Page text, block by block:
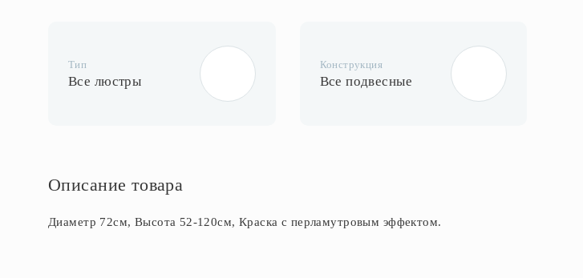
Тип
Все люстры
Конструкция
Все подвесные
Описание товара
Диаметр 72см, Высота 52-120см, Краска с перламутровым эффектом.